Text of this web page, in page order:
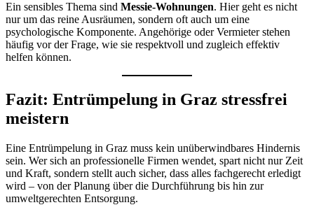
Ein sensibles Thema sind Messie-Wohnungen. Hier geht es nicht
nur um das reine Ausräumen, sondern oft auch um eine
psychologische Komponente. Angehörige oder Vermieter stehen
häufig vor der Frage, wie sie respektvoll und zugleich effektiv
helfen können.
Fazit: Entrümpelung in Graz stressfrei
meistern
Eine Entrümpelung in Graz muss kein unüberwindbares Hindernis
sein. Wer sich an professionelle Firmen wendet, spart nicht nur Zeit
und Kraft, sondern stellt auch sicher, dass alles fachgerecht erledigt
wird – von der Planung über die Durchführung bis hin zur
umweltgerechten Entsorgung.